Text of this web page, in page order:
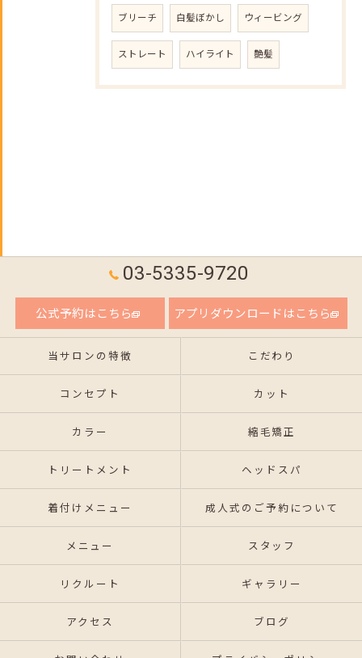
ブリーチ 白髪ぼかし ウィービング
ストレート ハイライト 艶髪
03-5335-9720
公式予約はこちら アプリダウンロードはこちら
当サロンの特徴 こだわり
コンセプト カット
カラー 縮毛矯正
トリートメント ヘッドスパ
着付けメニュー 成人式のご予約について
メニュー スタッフ
リクルート ギャラリー
アクセス ブログ